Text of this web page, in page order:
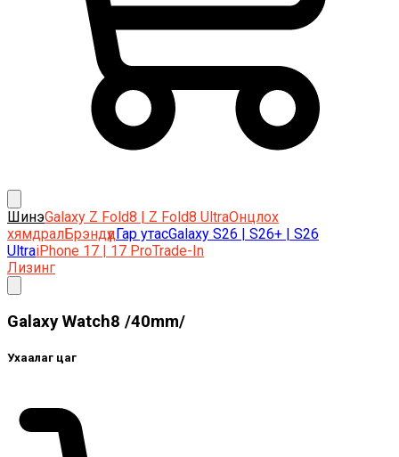
ШинэGalaxy Z Fold8 | Z Fold8 UltraОнцлох
хямдралБрэндүүдГар утасGalaxy S26 | S26+ | S26
UltraiPhone 17 | 17 ProTrade-In
Лизинг
Galaxy Watch8 /40mm/
Ухаалаг цаг